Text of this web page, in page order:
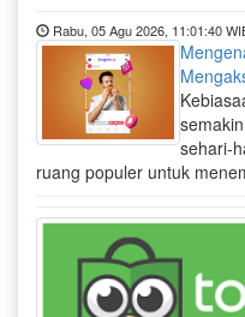
Rabu, 05 Agu 2026, 11:01:40
sehari-
ruang populer untuk